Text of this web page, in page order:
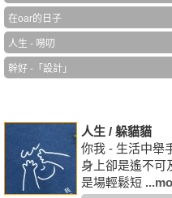
在oar的日子
人生 - 嘮叨
幹好 -「設計」
人生 / 躲貓貓
你我 - 生活中舉
身上卻是遙不可
是場輕鬆短